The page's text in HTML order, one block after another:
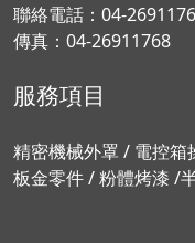
聯絡電話： 04-
傳真：04-26911768
服務項目
精密機械外罩 / 電控
板金零件 / 粉體烤漆 /